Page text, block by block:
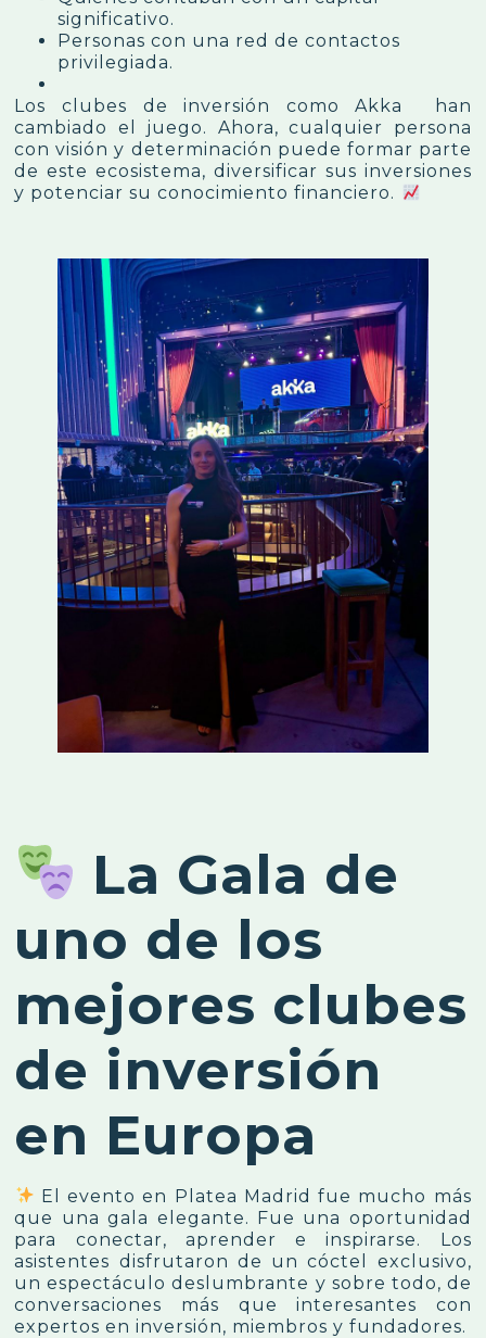
significativo.
Personas con una red de contactos
privilegiada.
Los clubes de inversión como Akka han
cambiado el juego. Ahora, cualquier persona
con visión y determinación puede formar parte
de este ecosistema, diversificar sus inversiones
y potenciar su conocimiento financiero.
La Gala de
uno de los
mejores clubes
de inversión
en Europa
El evento en Platea Madrid fue mucho más
que una gala elegante. Fue una oportunidad
para conectar, aprender e inspirarse. Los
asistentes disfrutaron de un cóctel exclusivo,
un espectáculo deslumbrante y sobre todo, de
conversaciones más que interesantes con
expertos en inversión, miembros y fundadores.